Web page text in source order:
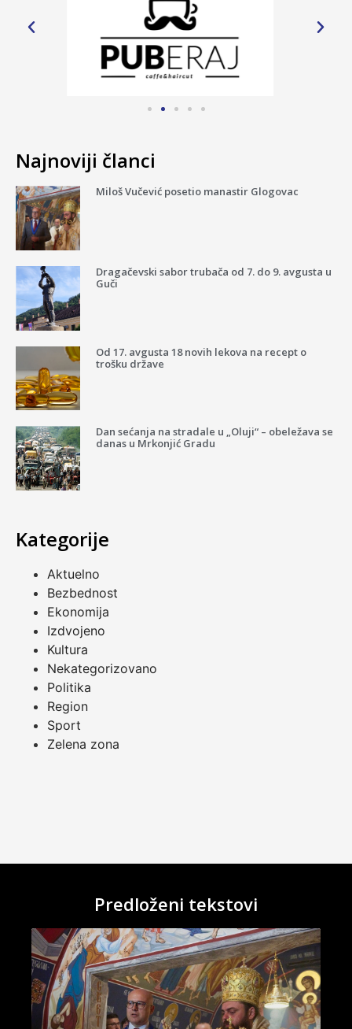
Najnoviji članci
Miloš Vučević posetio manastir Glogovac
Dragačevski sabor trubača od 7. do 9. avgusta u
Guči
Od 17. avgusta 18 novih lekova na recept o
trošku države
Dan sećanja na stradale u „Oluji“ – obeležava se
danas u Mrkonjić Gradu
Kategorije
Aktuelno
Bezbednost
Ekonomija
Izdvojeno
Kultura
Nekategorizovano
Politika
Region
Sport
Zelena zona
Predloženi tekstovi